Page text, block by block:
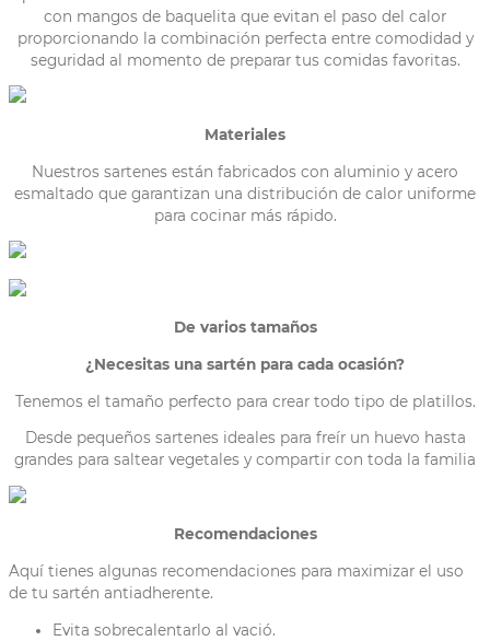
con mangos de baquelita que evitan el paso del calor
proporcionando la combinación perfecta entre comodidad y
seguridad al momento de preparar tus comidas favoritas.
Materiales
Nuestros sartenes están fabricados con aluminio y acero
esmaltado que garantizan una distribución de calor uniforme
para cocinar más rápido.
De varios tamaños
¿Necesitas una sartén para cada ocasión?
Tenemos el tamaño perfecto para crear todo tipo de platillos.
Desde pequeños sartenes ideales para freír un huevo hasta
grandes para saltear vegetales y compartir con toda la familia
Recomendaciones
Aquí tienes algunas recomendaciones para maximizar el uso
de tu sartén antiadherente.
Evita sobrecalentarlo al vació.